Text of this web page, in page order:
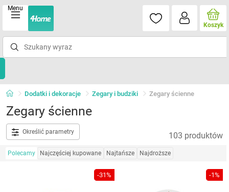
Menu
Koszyk
Dodatki i dekoracje Zegary i budziki Zegary ścienne
Zegary ścienne
Określić parametry 103 produktów
Polecamy Najczęściej kupowane Najtańsze Najdroższe
-31% -1%